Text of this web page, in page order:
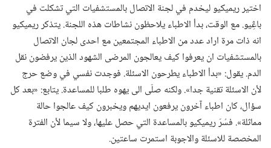
اختير ريميكيو ليخدم في لجنة الاتصال بالمستشفيات التي تشكلت في
باڠِيو.‏ مع الوقت،‏ بدأ الاطباء يلاحظون نشاطات هذه اللجنة.‏ يتذكر ريميكيو
انه ذات مرة اراد عدد من الاطباء المجتمعين مع احدى لجان الاتصال
بالمستشفيات ان يعرفوا كيف يعالجون المرضى الشهود الذين يرفضون نقل
الدم.‏ يقول:‏ «بدأ الاطباء يطرحون الاسئلة.‏ فوجدت نفسي في وضع حرج
لأن الاسئلة تقنية جدا».‏ ولكنه صلّى الى يهوه طلبا للمساعدة.‏ يتابع:‏ «بعد كل
سؤال،‏ كان اطباء آخرون يرفعون ايديهم ويخبرون كيف عالجوا حالة
مماثلة».‏ فسُرّ ريميكيو بالمساعدة التي حصل عليها،‏ ولا سيما لأن الفترة
المخصصة للاسئلة والاجوبة استمرت ساعتين.‏